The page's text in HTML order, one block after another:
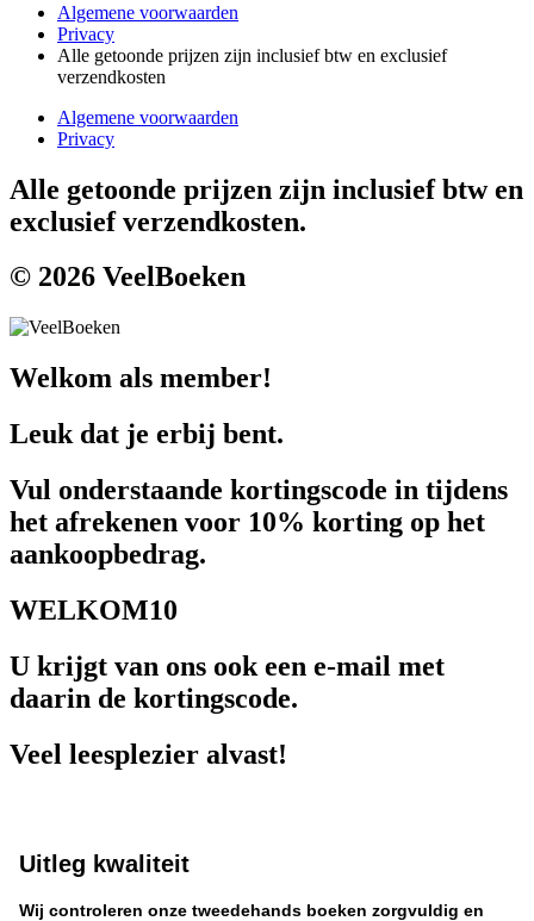
Algemene voorwaarden
Privacy
Alle getoonde prijzen zijn inclusief btw en exclusief
verzendkosten
Algemene voorwaarden
Privacy
Alle getoonde prijzen zijn inclusief btw en
exclusief verzendkosten.
© 2026 VeelBoeken
Welkom als member!
Leuk dat je erbij bent.
Vul onderstaande kortingscode in tijdens
het afrekenen voor 10% korting op het
aankoopbedrag.
WELKOM10
U krijgt van ons ook een e-mail met
daarin de kortingscode.
Veel leesplezier alvast!
Uitleg kwaliteit
Wij controleren onze tweedehands boeken zorgvuldig en